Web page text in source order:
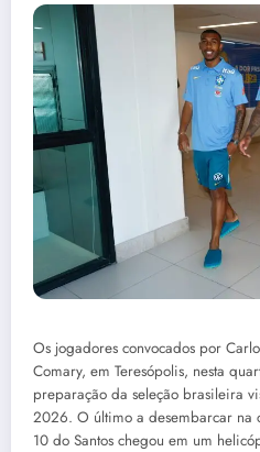
Os jogadores convocados por
Comary, em Teresópolis, nesta
preparação da seleção brasileira
2026. O último a desembarcar na
10 do Santos chegou em um